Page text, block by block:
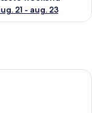
21 - aug. 23
stue med sofa,